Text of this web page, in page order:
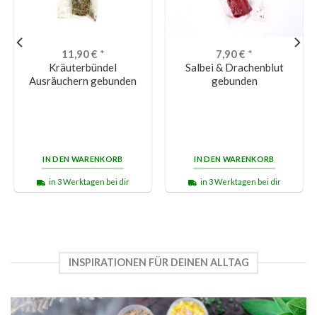
11,90€ *
Kräuterbündel
Ausräuchern gebunden
IN DEN WARENKORB
in 3 Werktagen bei dir
7,90€ *
Salbei & Drachenblut
gebunden
IN DEN WARENKORB
in 3 Werktagen bei dir
INSPIRATIONEN FÜR DEINEN ALLTAG